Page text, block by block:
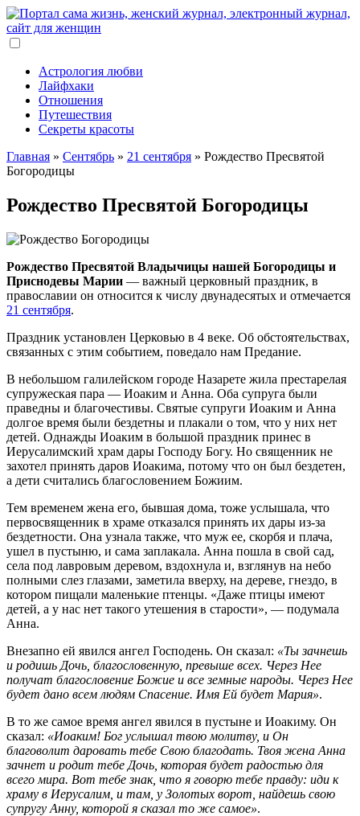
Астрология любви
Лайфхаки
Отношения
Путешествия
Секреты красоты
Главная » Сентябрь » 21 сентября » Рождество Пресвятой
Богородицы
Рождество Пресвятой Богородицы
Рождество Пресвятой Владычицы нашей Богородицы и
Приснодевы Марии — важный церковный праздник, в
православии он относится к числу двунадесятых и отмечается
21 сентября.
Праздник установлен Церковью в 4 веке. Об обстоятельствах,
связанных с этим событием, поведало нам Предание.
В небольшом галилейском городе Назарете жила престарелая
супружеская пара — Иоаким и Анна. Оба супруга были
праведны и благочестивы. Святые супруги Иоаким и Анна
долгое время были бездетны и плакали о том, что у них нет
детей. Однажды Иоаким в большой праздник принес в
Иерусалимский храм дары Господу Богу. Но священник не
захотел принять даров Иоакима, потому что он был бездетен,
а дети считались благословением Божиим.
Тем временем жена его, бывшая дома, тоже услышала, что
первосвященник в храме отказался принять их дары из-за
бездетности. Она узнала также, что муж ее, скорбя и плача,
ушел в пустыню, и сама заплакала. Анна пошла в свой сад,
села под лавровым деревом, вздохнула и, взглянув на небо
полными слез глазами, заметила вверху, на дереве, гнездо, в
котором пищали маленькие птенцы. «Даже птицы имеют
детей, а у нас нет такого утешения в старости», — подумала
Анна.
Внезапно ей явился ангел Господень. Он сказал: «Ты зачнешь
и родишь Дочь, благословенную, превыше всех. Через Нее
получат благословение Божие и все земные народы. Через Нее
будет дано всем людям Спасение. Имя Ей будет Мария».
В то же самое время ангел явился в пустыне и Иоакиму. Он
сказал: «Иоаким! Бог услышал твою молитву, и Он
благоволит даровать тебе Свою благодать. Твоя жена Анна
зачнет и родит тебе Дочь, которая будет радостью для
всего мира. Вот тебе знак, что я говорю тебе правду: иди к
храму в Иерусалим, и там, у Золотых ворот, найдешь свою
супругу Анну, которой я сказал то же самое».